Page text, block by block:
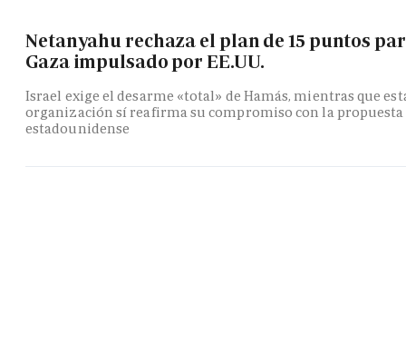
Netanyahu rechaza el plan de 15 puntos
Gaza impulsado por EE.UU.
Israel exige el desarme «total» de Hamás, mientras que
organización sí reafirma su compromiso con la propuesta
estadounidense